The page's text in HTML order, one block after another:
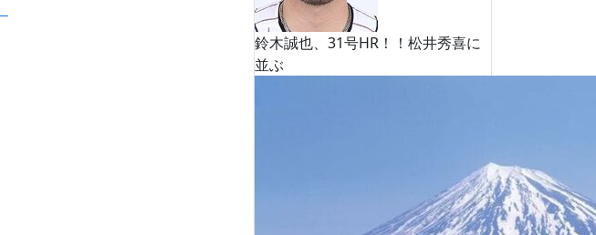
鈴木誠也、31号HR！！松井秀喜に
並ぶ